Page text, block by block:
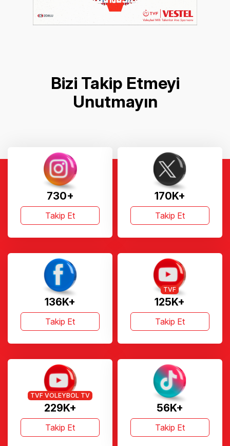
Bizi Takip Etmeyi
Unutmayın
730+
Takip Et
170K+
Takip Et
136K+
Takip Et
125K+
TVF
Takip Et
229K+
TVF VOLEYBOL TV
Takip Et
56K+
Takip Et